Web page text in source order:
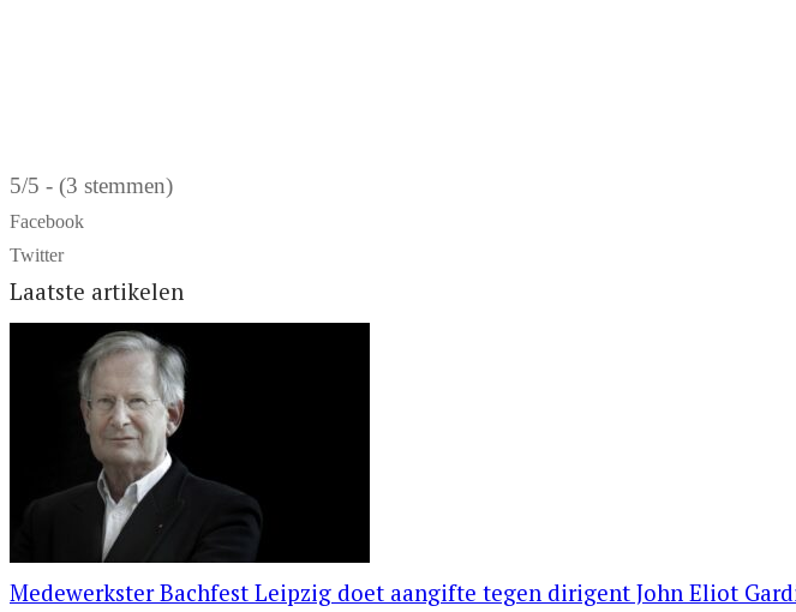
5/5 - (3 stemmen)
Facebook
Twitter
Laatste artikelen
Medewerkster Bachfest Leipzig doet aangifte tegen dirigent John Eliot